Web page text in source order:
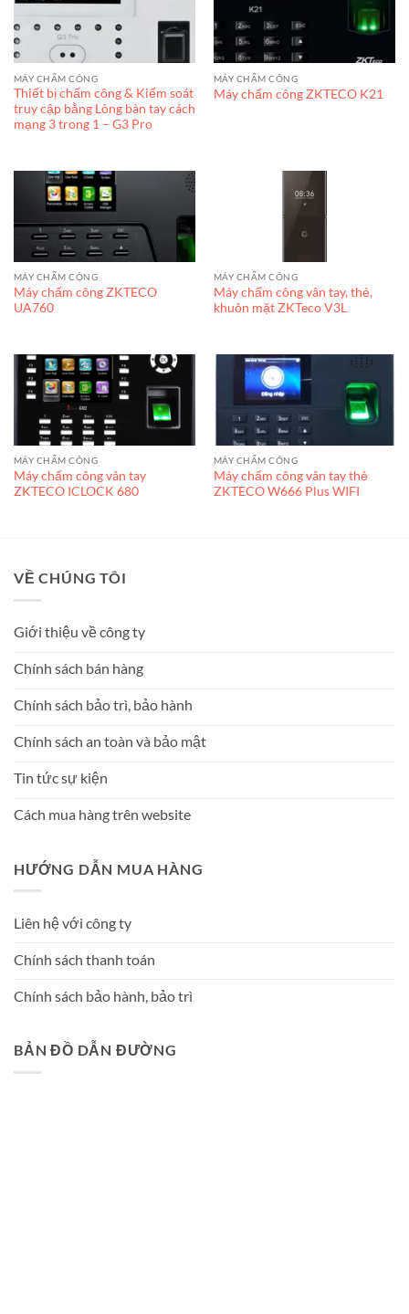
MÁY CHẤM CÔNG
Thiết bị chấm công & Kiểm soát
truy cập bằng Lòng bàn tay cách
mạng 3 trong 1 – G3 Pro
MÁY CHẤM CÔNG
Máy chấm công ZKTECO K21
MÁY CHẤM CÔNG
Máy chấm công ZKTECO
UA760
MÁY CHẤM CÔNG
Máy chấm công vân tay, thẻ,
khuôn mặt ZKTeco V3L
MÁY CHẤM CÔNG
Máy chấm công vân tay
ZKTECO ICLOCK 680
MÁY CHẤM CÔNG
Máy chấm công vân tay thẻ
ZKTECO W666 Plus WIFI
VỀ CHÚNG TÔI
Giới thiệu về công ty
Chính sách bán hàng
Chính sách bảo trì, bảo hành
Chính sách an toàn và bảo mật
Tin tức sự kiện
Cách mua hàng trên website
HƯỚNG DẪN MUA HÀNG
Liên hệ với công ty
Chính sách thanh toán
Chính sách bảo hành, bảo trì
BẢN ĐỒ DẪN ĐƯỜNG